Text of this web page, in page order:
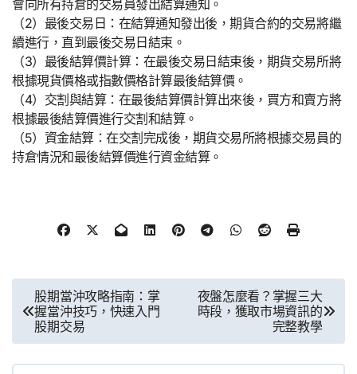
會向所有持倉的交易員發出結算通知。
（2）最後交易日：在結算通知發出後，期貨合約的交易將繼
續進行，直到最後交易日結束。
（3）最後結算價計算：在最後交易日結束後，期貨交易所將
根據現貨價格或指數價格計算最後結算價。
（4）交割與結算：在最後結算價計算出來後，買方和賣方將
根據最後結算價進行交割和結算。
（5）資金結算：在交割完成後，期貨交易所將根據交易員的
持倉情況和最後結算價進行資金結算。
章
導
股期當沖攻略指南：掌
握當沖技巧，快速入門
股期交易
夜盤怎麼看？掌握三大
時段，獲取市場資訊的
完整教學